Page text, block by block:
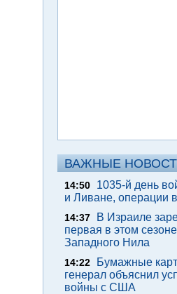
ВАЖНЫЕ
14:50
1035-й день
и Ливане, операции
14:37
В Израиле
первая в этом
Западного Нила
14:22
Бумажные
генерал объяснил
войны с США